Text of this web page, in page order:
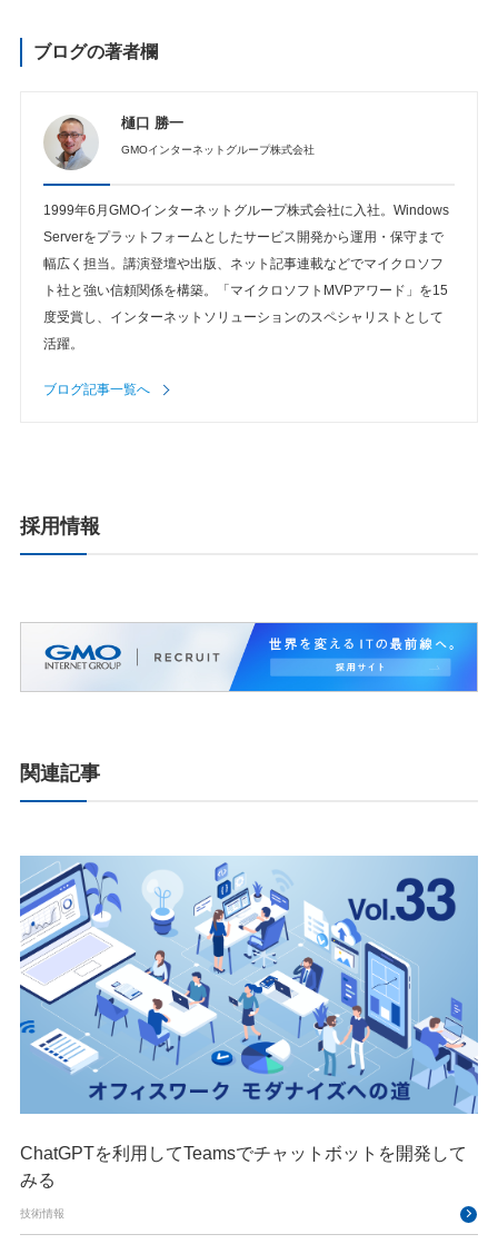
ブログの著者欄
樋口 勝一
GMOインターネットグループ株式会社
1999年6月GMOインターネットグループ株式会社に入社。Windows
Serverをプラットフォームとしたサービス開発から運用・保守まで
幅広く担当。講演登壇や出版、ネット記事連載などでマイクロソフ
ト社と強い信頼関係を構築。「マイクロソフトMVPアワード」を15
度受賞し、インターネットソリューションのスペシャリストとして
活躍。
ブログ記事一覧へ
採用情報
関連記事
ChatGPTを利用してTeamsでチャットボットを開発して
みる
技術情報